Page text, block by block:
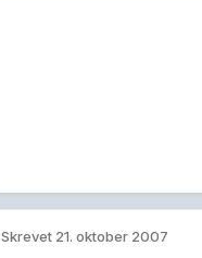
Skrevet 21. oktober 2007